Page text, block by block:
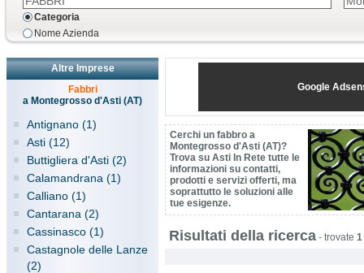
Categoria
Nome Azienda
Altre Imprese
Fabbri
a Montegrosso d'Asti (AT)
Antignano (1)
Asti (12)
Buttigliera d'Asti (2)
Calamandrana (1)
Calliano (1)
Cantarana (2)
Cassinasco (1)
Castagnole delle Lanze
(2)
Google
Cerchi un fabbro a
Montegrosso d'Asti (AT)?
Trova su Asti In Rete tutte le
informazioni su contatti,
prodotti e servizi offerti, ma
soprattutto le soluzioni alle
tue esigenze.
Risultati della ricerca - trovate 1